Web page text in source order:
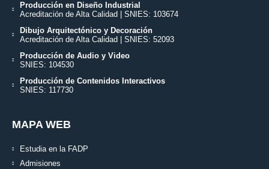
Producción en Diseño Industrial
Acreditación de Alta Calidad | SNIES: 103674
Dibujo Arquitectónico y Decoración
Acreditación de Alta Calidad | SNIES: 52093
Producción de Audio y Video
SNIES: 104530
Producción de Contenidos Interactivos
SNIES: 117730
MAPA WEB
Estudia en la FADP
Admisiones